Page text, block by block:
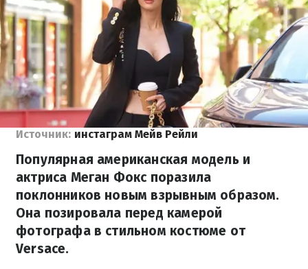
Источник: инстаграм Мейв Рейли
Популярная американская модель и
актриса Меган Фокс поразила
поклонников новым взрывным образом.
Она позировала перед камерой
фотографа в стильном костюме от
Versace.